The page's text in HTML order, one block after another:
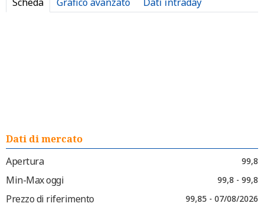
Dati di mercato
Apertura
99,8
Min-Max oggi 99,8 - 99,8
Prezzo di riferimento 99,85 - 07/08/2026